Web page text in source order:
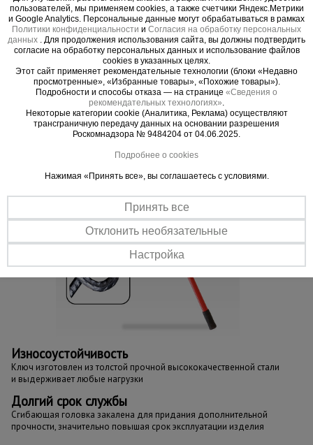
использования. Нет необходимости в специальных знаниях.
Догибка арматуры может производиться непосредственно в
месте работы
Антикоррозионное покрытие
По всей площади ключа нанесено порошково-полимерное
покрытие, защищающее от механических повреждений и
препятствующее образованию ржавчины
Износоустойчивость
Ключ изготовлен из толстой прочной высококачественной стали
и выдерживает любые нагрузки
Долгий срок службы
Сгибающая головка закалена для придания дополнительной
прочности, значительно повышая срок эксплуатации изделия
пользователей, мы применяем cookies, а также счетчики Яндекс.Метрики
и Google Analytics. Персональные данные могут обрабатываться в рамках
Политики конфиденциальности и Согласия на обработку персональных
данных
. Для продолжения использования сайта, вы должны подтвердить
согласие на обработку персональных данных и использование файлов
cookies в указанных целях.
Этот сайт применяет рекомендательные технологии (блоки «Недавно
просмотренные», «Избранные товары», «Похожие товары»).
Подробности и способы отказа — на странице «Сведения о
рекомендательных технологиях»
Некоторые категории cookie (Аналитика, Реклама) осуществляют
трансграничную передачу данных на основании разрешения
Роскомнадзора № 9484204 от 04.06.2025.
Подробнее о cookies
Нажимая «Принять все», вы соглашаетесь с условиями.
Принять все
Отклонить необязательные
Настройка